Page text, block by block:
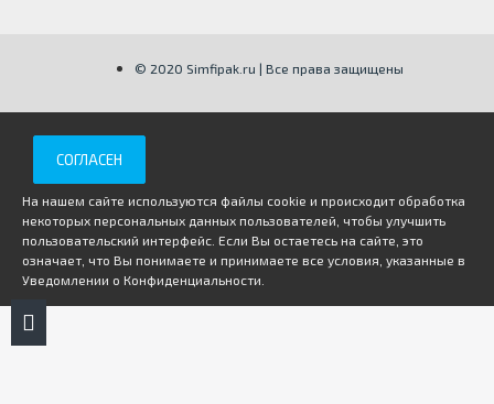
© 2020 Simfipak.ru | Все права защищены
СОГЛАСЕН
На нашем сайте используются файлы cookie и происходит обработка
некоторых персональных данных пользователей, чтобы улучшить
пользовательский интерфейс. Если Вы остаетесь на сайте, это
означает, что Вы понимаете и принимаете все условия, указанные в
Уведомлении о Конфиденциальности.